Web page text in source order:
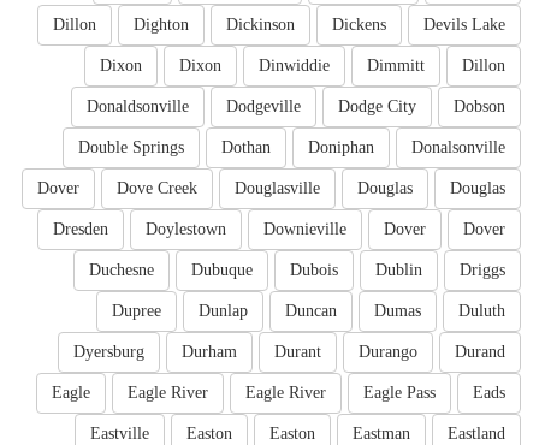
Devils Lake
Dickens
Dickinson
Dighton
Dillon
Dillon
Dimmitt
Dinwiddie
Dixon
Dixon
Dobson
Dodge City
Dodgeville
Donaldsonville
Donalsonville
Doniphan
Dothan
Double Springs
Douglas
Douglas
Douglasville
Dove Creek
Dover
Dover
Dover
Downieville
Doylestown
Dresden
Driggs
Dublin
Dubois
Dubuque
Duchesne
Duluth
Dumas
Duncan
Dunlap
Dupree
Durand
Durango
Durant
Durham
Dyersburg
Eads
Eagle Pass
Eagle River
Eagle River
Eagle
Eastland
Eastman
Easton
Easton
Eastville